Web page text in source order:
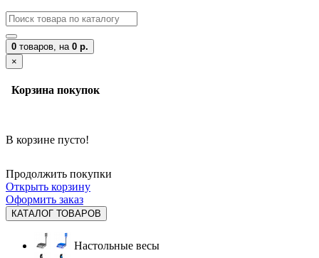
0 товаров, на 0 р.
×
Корзина покупок
В корзине пусто!
Продолжить покупки
Открыть корзину
Оформить заказ
КАТАЛОГ ТОВАРОВ
Настольные весы